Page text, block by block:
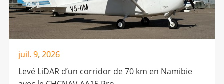
juil. 9, 2026
Levé LiDAR d’un corridor de 70 km en Namibie